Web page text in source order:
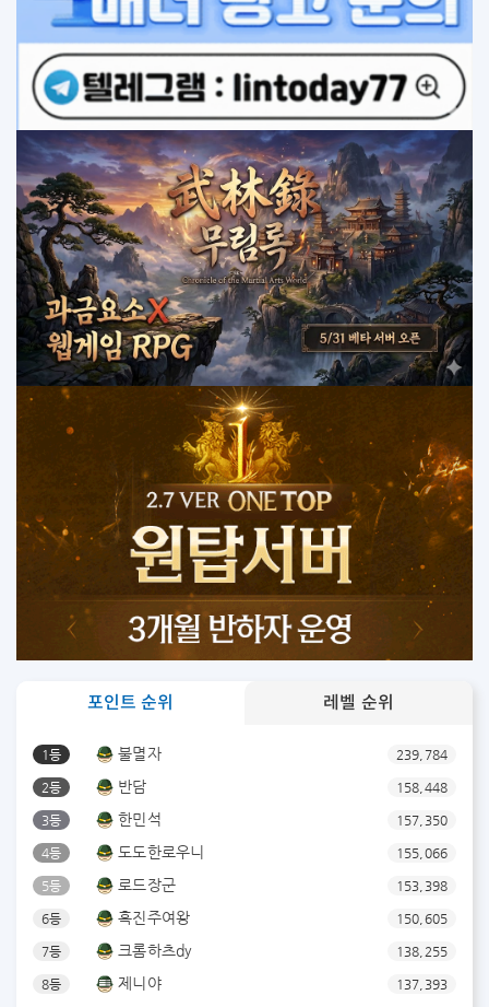
포인트 순위 레벨 순위
1등 불멸자 239,784
2등 반담 158,448
3등 한민석 157,350
4등 도도한로우니 155,066
5등 로드장군 153,398
6등 흑진주여왕 150,605
7등 크롬하츠dy 138,255
8등 제니야 137,393